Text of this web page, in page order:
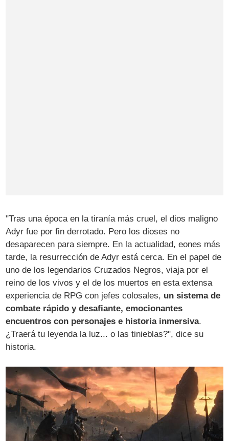
"Tras una época en la tiranía más cruel, el dios maligno
Adyr fue por fin derrotado. Pero los dioses no
desaparecen para siempre. En la actualidad, eones más
tarde, la resurrección de Adyr está cerca. En el papel de
uno de los legendarios Cruzados Negros, viaja por el
reino de los vivos y el de los muertos en esta extensa
experiencia de RPG con jefes colosales, un sistema de
combate rápido y desafiante, emocionantes
encuentros con personajes e historia inmersiva.
¿Traerá tu leyenda la luz... o las tinieblas?", dice su
historia.